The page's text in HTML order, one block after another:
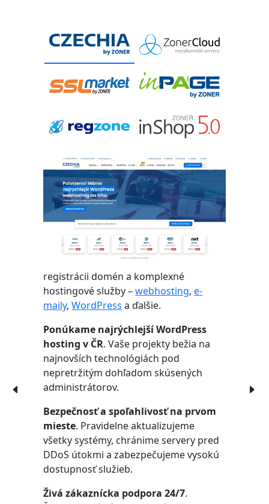
registrácii domén a komplexné
hostingové služby –webhosting,e-
maily,WordPress a ďalšie.
Ponúkame najrýchlejší WordPress
hosting v ČR. Vaše projekty bežia na
najnovších technológiách pod
nepretržitým dohľadom skúsených
administrátorov.
Bezpečnosť a spoľahlivosť na prvom
mieste. Pravidelne aktualizujeme
všetky systémy, chránime servery pred
DDoS útokmi a zabezpečujeme vysokú
dostupnosť služieb.
Živá zákaznícka podpora 24/7.